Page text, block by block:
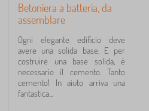
Betoniera a batteria, da
assemblare
Ogni elegante edificio deve
avere una solida base. E per
costruire una base solida, è
necessario il cemento. Tanto
cemento! In aiuto arriva una
fantastica...